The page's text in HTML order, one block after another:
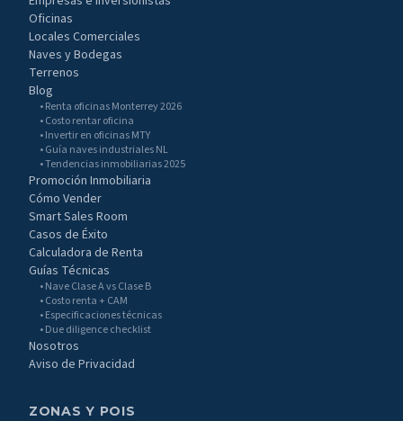
Oficinas
Locales Comerciales
Naves y Bodegas
Terrenos
Blog
• Renta oficinas Monterrey 2026
• Costo rentar oficina
• Invertir en oficinas MTY
• Guía naves industriales NL
• Tendencias inmobiliarias 2025
Promoción Inmobiliaria
Cómo Vender
Smart Sales Room
Casos de Éxito
Calculadora de Renta
Guías Técnicas
• Nave Clase A vs Clase B
• Costo renta + CAM
• Especificaciones técnicas
• Due diligence checklist
Nosotros
Aviso de Privacidad
ZONAS Y POIS